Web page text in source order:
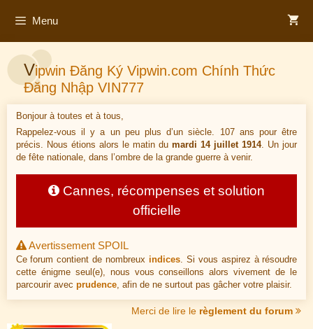
Menu
Vipwin Đăng Ký Vipwin.com Chính Thức
Đăng Nhập VIN777
Bonjour à toutes et à tous,
Rappelez-vous il y a un peu plus d’un siècle. 107 ans pour être
précis. Nous étions alors le matin dumardi 14 juillet 1914. Un jour
de fête nationale, dans l’ombre de la grande guerre à venir.
Cannes, récompenses et solution
officielle
Avertissement SPOIL
Ce forum contient de nombreux indices . Si vous aspirez à résoudre
cette énigme seul(e), nous vous conseillons alors vivement de le
parcourir avec prudence, afin de ne surtout pas gâcher votre plaisir.
Merci de lire le règlement du forum